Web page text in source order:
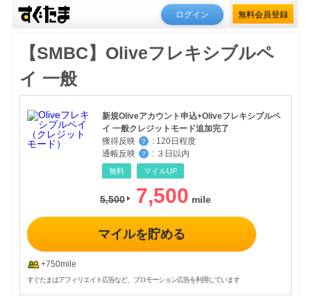
ログイン 無料会員登録
【SMBC】Oliveフレキシブルペ
イ 一般
新規Oliveアカウント申込+Oliveフレキシブルペ
イ 一般クレジットモード追加完了
獲得反映
？ : 120日程度
通帳反映
？ : ３日以内
無料 マイルUP
5,500 7,500
マイルを貯める
+750mile
すぐたまはアフィリエイト広告など、プロモーション広告を利用しています